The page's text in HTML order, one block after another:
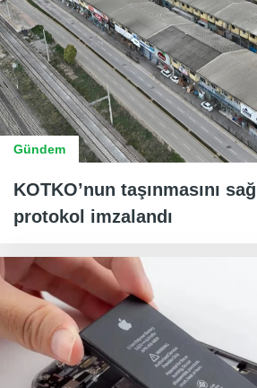
Gündem
KOTKO’nun taşınmasını
protokol imzalandı